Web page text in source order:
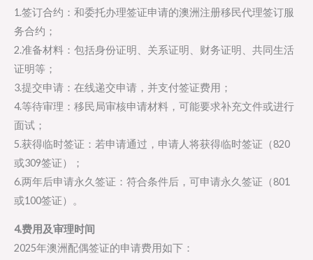
1.签订合约：和委托办理签证申请的澳洲注册移民代理签订服
务合约；
2.准备材料：包括身份证明、关系证明、财务证明、共同生活
证明等；
3.提交申请：在线递交申请，并支付签证费用；
4.等待审理：移民局审核申请材料，可能要求补充文件或进行
面试；
5.获得临时签证：若申请通过，申请人将获得临时签证（820
或309签证）；
6.两年后申请永久签证：符合条件后，可申请永久签证（801
或100签证）。
4.费用及审理时间
2025年澳洲配偶签证的申请费用如下：